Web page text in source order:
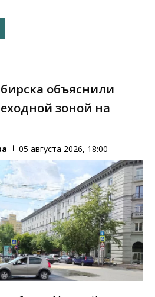
объяснили
зоной на
05 августа 2026, 18:00